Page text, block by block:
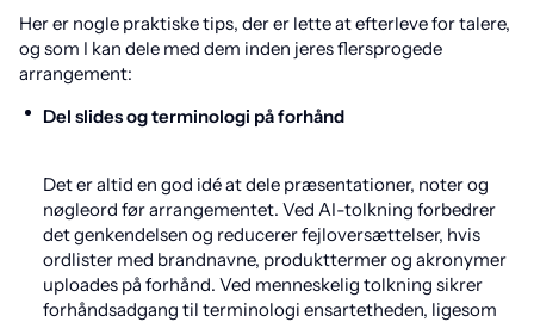
Her er nogle praktiske tips, der er lette at efterleve for talere,
og som I kan dele med dem inden jeres flersprogede
arrangement:
Del slides og terminologi på forhånd
Det er altid en god idé at dele præsentationer, noter og
nøgleord før arrangementet. Ved AI-tolkning forbedrer
det genkendelsen og reducerer fejloversættelser, hvis
ordlister med brandnavne, produkttermer og akronymer
uploades på forhånd. Ved menneskelig tolkning sikrer
forhåndsadgang til terminologi ensartetheden, ligesom